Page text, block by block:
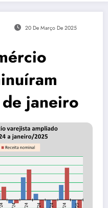
20 De Março De 2025
janeiro